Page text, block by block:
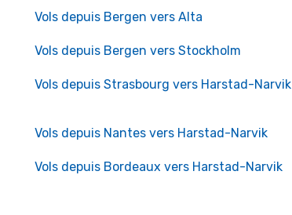
Vols depuis Bergen vers Alta
Vols depuis Bergen vers Stockholm
Vols depuis Strasbourg vers Harstad-Narvik
Vols depuis Nantes vers Harstad-Narvik
Vols depuis Bordeaux vers Harstad-Narvik